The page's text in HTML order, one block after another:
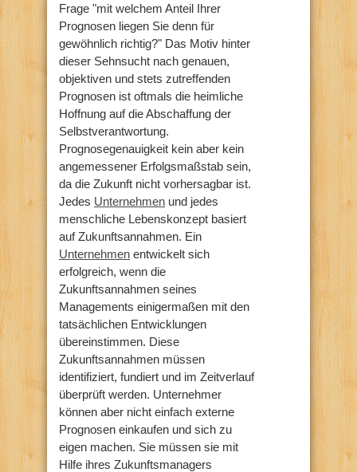
Frage "mit welchem Anteil Ihrer
Prognosen liegen Sie denn für
gewöhnlich richtig?" Das Motiv hinter
dieser Sehnsucht nach genauen,
objektiven und stets zutreffenden
Prognosen ist oftmals die heimliche
Hoffnung auf die Abschaffung der
Selbstverantwortung.
Prognosegenauigkeit kein aber kein
angemessener Erfolgsmaßstab sein,
da die Zukunft nicht vorhersagbar ist.
Jedes Unternehmen und jedes
menschliche Lebenskonzept basiert
auf Zukunftsannahmen. Ein
Unternehmen entwickelt sich
erfolgreich, wenn die
Zukunftsannahmen seines
Managements einigermaßen mit den
tatsächlichen Entwicklungen
übereinstimmen. Diese
Zukunftsannahmen müssen
identifiziert, fundiert und im Zeitverlauf
überprüft werden. Unternehmer
können aber nicht einfach externe
Prognosen einkaufen und sich zu
eigen machen. Sie müssen sie mit
Hilfe ihres Zukunftsmanagers